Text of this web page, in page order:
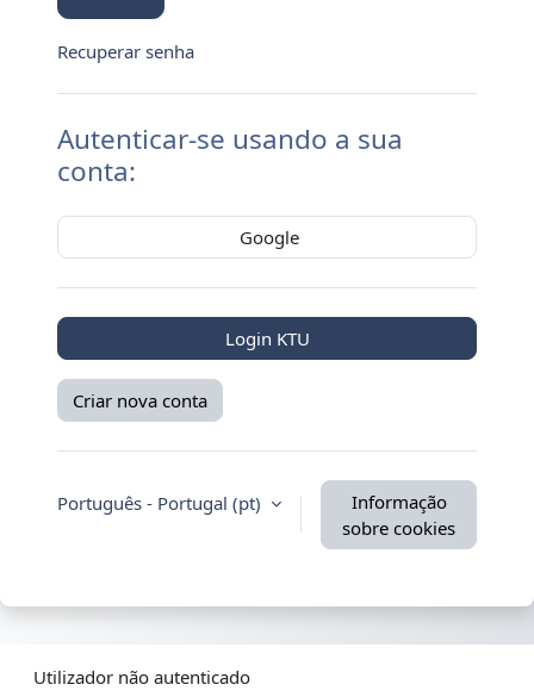
Recuperar senha
Autenticar-se usando a sua
conta:
Google
Login KTU
Criar nova conta
Português - Portugal ‎(pt)‎
Informação
sobre cookies
Utilizador não autenticado